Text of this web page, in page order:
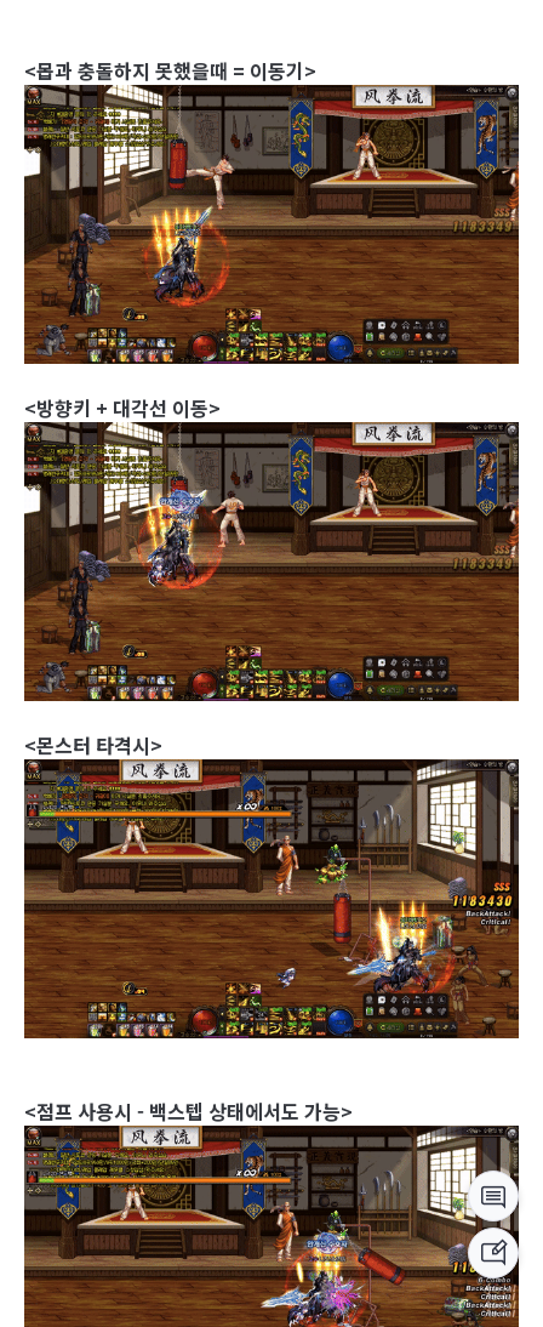
<몹과 충돌하지 못했을때 = 이동기>
<방향키 + 대각선 이동>
<몬스터 타격시>
<점프 사용시 - 백스텝 상태에서도 가능>